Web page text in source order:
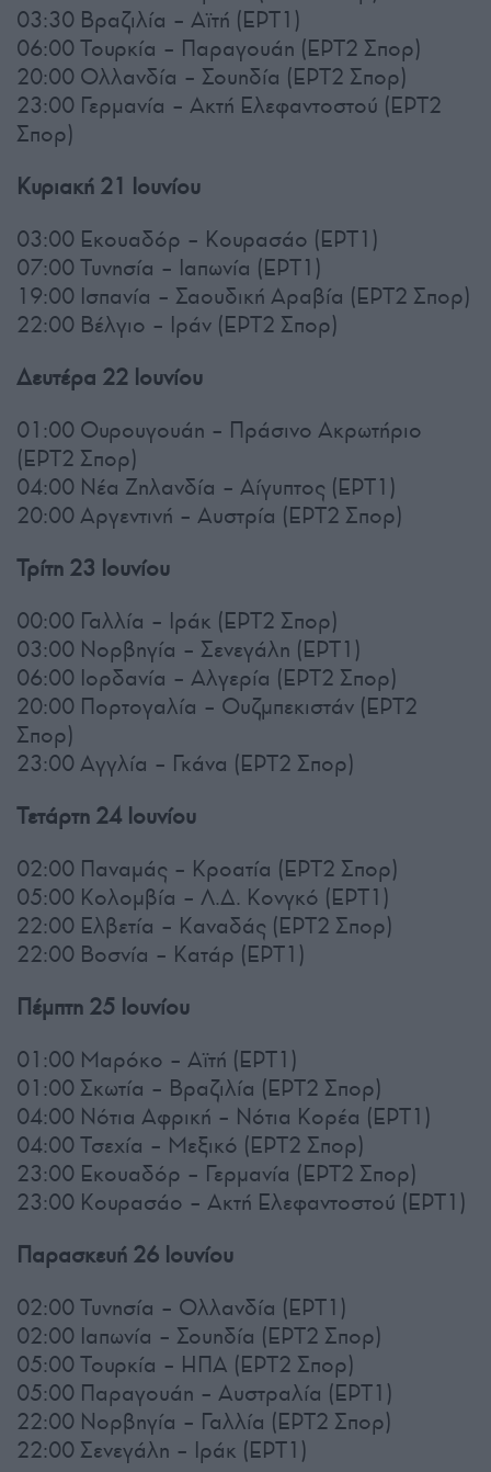
03:30 Βραζιλία – Αϊτή (ΕΡΤ1)
06:00 Τουρκία – Παραγουάη (ΕΡΤ2 Σπορ)
20:00 Ολλανδία – Σουηδία (ΕΡΤ2 Σπορ)
23:00 Γερμανία – Ακτή Ελεφαντοστού (ΕΡΤ2
Σπορ)
Κυριακή 21 Ιουνίου
03:00 Εκουαδόρ – Κουρασάο (ΕΡΤ1)
07:00 Τυνησία – Ιαπωνία (ΕΡΤ1)
19:00 Ισπανία – Σαουδική Αραβία (ΕΡΤ2 Σπορ)
22:00 Βέλγιο – Ιράν (ΕΡΤ2 Σπορ)
Δευτέρα 22 Ιουνίου
01:00 Ουρουγουάη – Πράσινο Ακρωτήριο
(ΕΡΤ2 Σπορ)
04:00 Νέα Ζηλανδία – Αίγυπτος (ΕΡΤ1)
20:00 Αργεντινή – Αυστρία (ΕΡΤ2 Σπορ)
Τρίτη 23 Ιουνίου
00:00 Γαλλία – Ιράκ (ΕΡΤ2 Σπορ)
03:00 Νορβηγία – Σενεγάλη (ΕΡΤ1)
06:00 Ιορδανία – Αλγερία (ΕΡΤ2 Σπορ)
20:00 Πορτογαλία – Ουζμπεκιστάν (ΕΡΤ2
Σπορ)
23:00 Αγγλία – Γκάνα (ΕΡΤ2 Σπορ)
Τετάρτη 24 Ιουνίου
02:00 Παναμάς – Κροατία (ΕΡΤ2 Σπορ)
05:00 Κολομβία – Λ.Δ. Κονγκό (ΕΡΤ1)
22:00 Ελβετία – Καναδάς (ΕΡΤ2 Σπορ)
22:00 Βοσνία – Κατάρ (ΕΡΤ1)
Πέμπτη 25 Ιουνίου
01:00 Μαρόκο – Αϊτή (ΕΡΤ1)
01:00 Σκωτία – Βραζιλία (ΕΡΤ2 Σπορ)
04:00 Νότια Αφρική – Νότια Κορέα (ΕΡΤ1)
04:00 Τσεχία – Μεξικό (ΕΡΤ2 Σπορ)
23:00 Εκουαδόρ – Γερμανία (ΕΡΤ2 Σπορ)
23:00 Κουρασάο – Ακτή Ελεφαντοστού (ΕΡΤ1)
Παρασκευή 26 Ιουνίου
02:00 Τυνησία – Ολλανδία (ΕΡΤ1)
02:00 Ιαπωνία – Σουηδία (ΕΡΤ2 Σπορ)
05:00 Τουρκία – ΗΠΑ (ΕΡΤ2 Σπορ)
05:00 Παραγουάη – Αυστραλία (ΕΡΤ1)
22:00 Νορβηγία – Γαλλία (ΕΡΤ2 Σπορ)
22:00 Σενεγάλη – Ιράκ (ΕΡΤ1)